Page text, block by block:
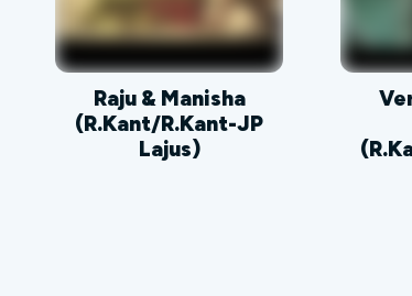
Raju & Manisha
(R.Kant/R.Kant-JP
Lajus)